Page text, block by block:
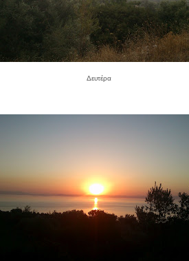
Δευτέρα